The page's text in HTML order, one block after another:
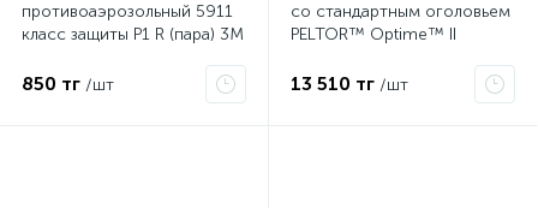
противоаэрозольный 5911
класс защиты P1 R (пара) 3М
850 тг /шт
со стандартным оголовьем
PELTOR™ Optime™ II
7000039619
13 510 тг /шт